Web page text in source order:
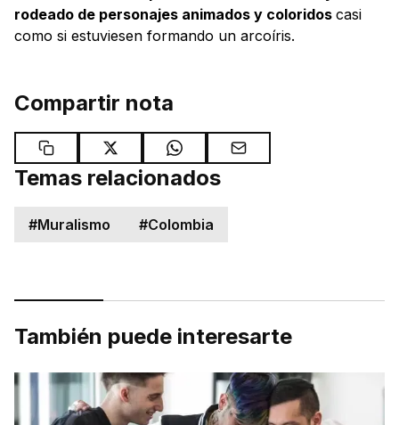
rodeado de personajes animados y coloridos casi
como si estuviesen formando un arcoíris.
Compartir nota
Temas relacionados
#Muralismo #Colombia
También puede interesarte